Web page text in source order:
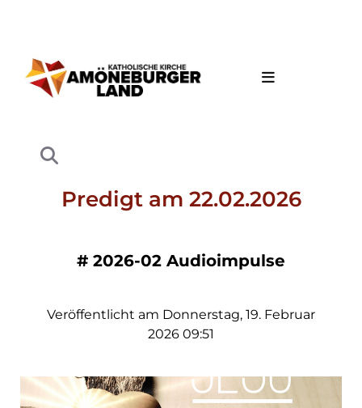
Predigt am 22.02.2026
# 2026-02 Audioimpulse
Veröffentlicht am Donnerstag, 19. Februar
2026 09:51